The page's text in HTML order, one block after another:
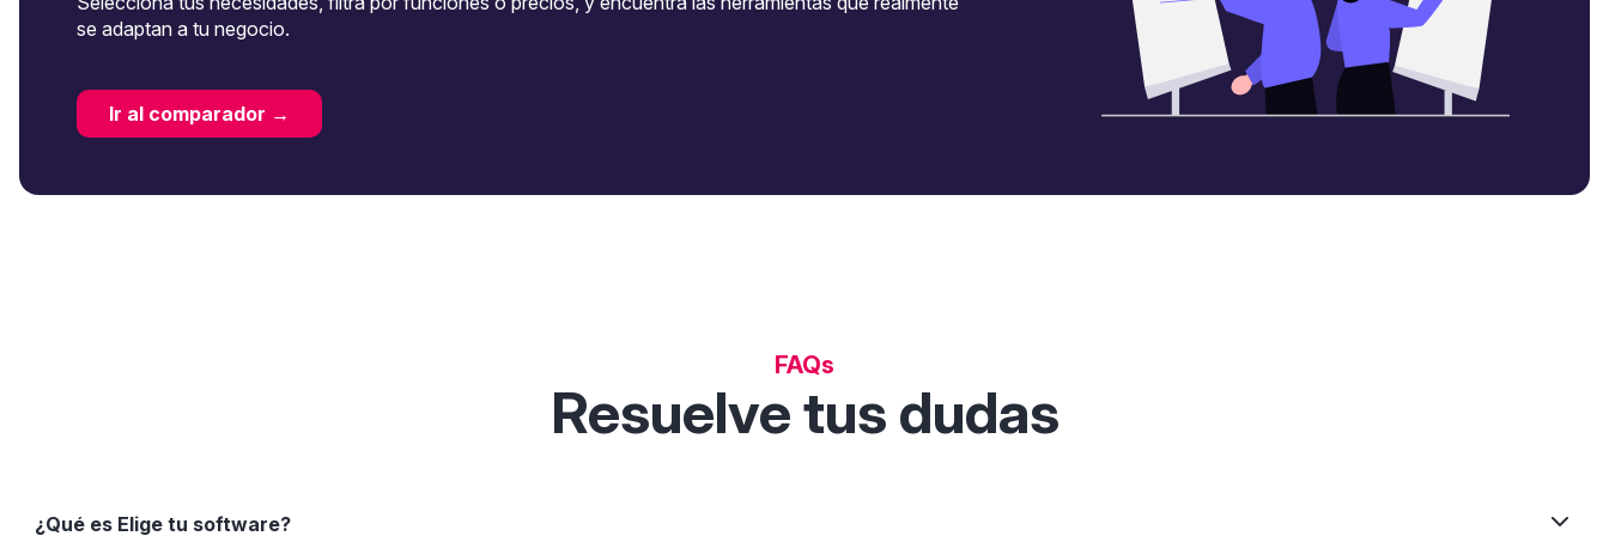
se adaptan a tu negocio.
Ir al comparador →
FAQs
Resuelve tus dudas
¿Qué es Elige tu software?